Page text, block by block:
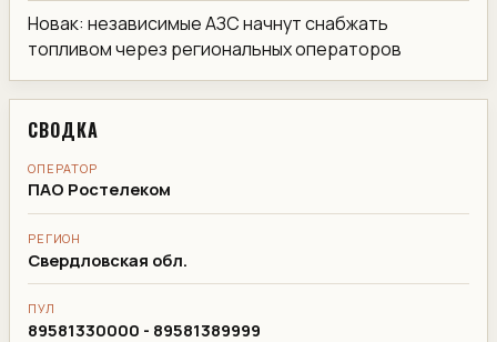
Новак: независимые АЗС начнут снабжать
топливом через региональных операторов
СВОДКА
ОПЕРАТОР
ПАО Ростелеком
РЕГИОН
Свердловская обл.
ПУЛ
89581330000 - 89581389999